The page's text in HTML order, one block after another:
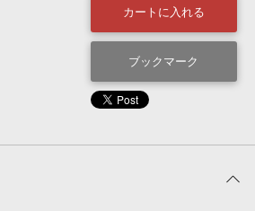
次世代型 ボーカル・エディタ
映像のBGM・セリフを音声分離
カートに入れる
ブックマーク